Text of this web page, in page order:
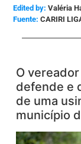
Edited by: Valéria
CARIRI
O
defende e
de uma
município